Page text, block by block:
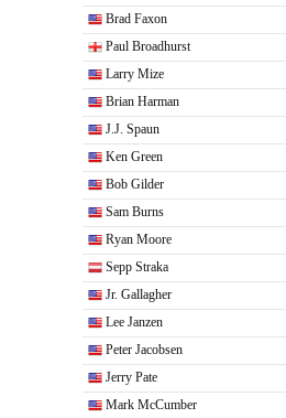
Brad Faxon
Paul Broadhurst
Larry Mize
Brian Harman
J.J. Spaun
Ken Green
Bob Gilder
Sam Burns
Ryan Moore
Sepp Straka
Jr. Gallagher
Lee Janzen
Peter Jacobsen
Jerry Pate
Mark McCumber